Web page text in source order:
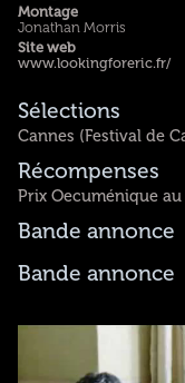
Montage
Jonathan Morris
Site web
www.lookingforeric.fr/
Sélections
Cannes (Festival de
Récompenses
Prix Oecuménique au
Bande annonce
Bande annonce